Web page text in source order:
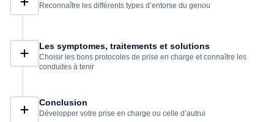
Reconnaître les différents types d’entorse du genou
Les symptomes, traitements et solutions
Choisir les bons protocoles de prise en charge et connaître les
conduites à tenir
Conclusion
Développer votre prise en charge ou celle d’autrui